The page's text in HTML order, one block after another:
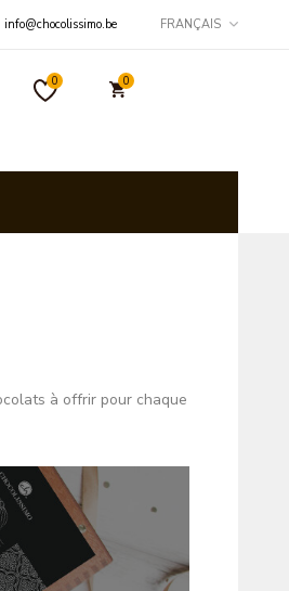
info@chocolissimo.be FRANÇAIS
0 0
à offrir pour chaque